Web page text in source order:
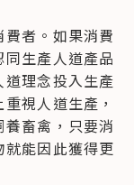
者。如果消費
生產人道產品
理念投入生產
視人道生產，
畜禽，只要消
能因此獲得更